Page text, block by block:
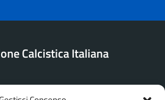
Calcistica Italiana